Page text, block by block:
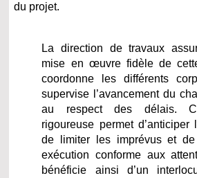
du projet.
La direction de travaux
mise en œuvre fidèle de
coordonne les différents
supervise l’avancement du
au respect des délais.
rigoureuse permet d’anticiper
de limiter les imprévus et
exécution conforme aux
bénéficie ainsi d’un